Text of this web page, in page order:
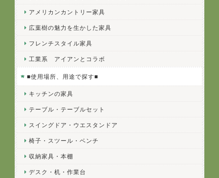
アメリカンカントリー家具
広葉樹の魅力を生かした家具
フレンチスタイル家具
工業系 アイアンとコラボ
■使用場所、用途で探す■
キッチンの家具
テーブル・テーブルセット
スイングドア・ウエスタンドア
椅子・スツール・ベンチ
収納家具・本棚
デスク・机・作業台